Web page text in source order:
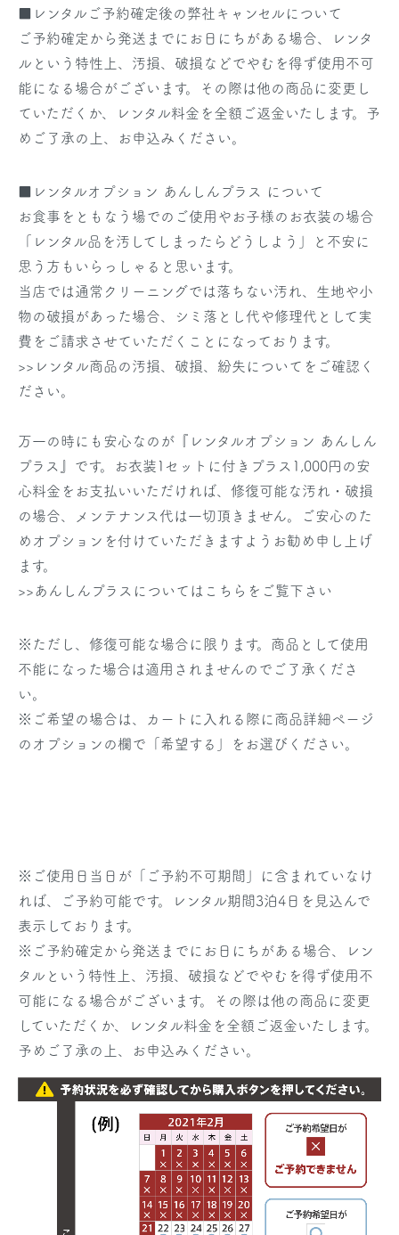
■レンタルご予約確定後の弊社キャンセルについて
ご予約確定から発送までにお日にちがある場合、レンタ
ルという特性上、汚損、破損などでやむを得ず使用不可
能になる場合がございます。その際は他の商品に変更し
ていただくか、レンタル料金を全額ご返金いたします。予
めご了承の上、お申込みください。
■レンタルオプション あんしんプラス について
お食事をともなう場でのご使用やお子様のお衣装の場合
「レンタル品を汚してしまったらどうしよう」と不安に
思う方もいらっしゃると思います。
当店では通常クリーニングでは落ちない汚れ、生地や小
物の破損があった場合、シミ落とし代や修理代として実
費をご請求させていただくことになっております。
>>レンタル商品の汚損、破損、紛失についてをご確認く
ださい。
万一の時にも安心なのが『レンタルオプション あんしん
プラス』です。お衣装1セットに付きプラス1,000円の安
心料金をお支払いいただければ、修復可能な汚れ・破損
の場合、メンテナンス代は一切頂きません。ご安心のた
めオプションを付けていただきますようお勧め申し上げ
ます。
>>あんしんプラスについてはこちらをご覧下さい
※ただし、修復可能な場合に限ります。商品として使用
不能になった場合は適用されませんのでご了承くださ
い。
※ご希望の場合は、カートに入れる際に商品詳細ページ
のオプションの欄で「希望する」をお選びください。
※ ご使用日当日 が「ご予約不可期間」に含まれていなけ
れば、ご予約可能です。レンタル期間3泊4日を見込んで
表示しております。
※ご予約確定から発送までにお日にちがある場合、レン
タルという特性上、汚損、破損などでやむを得ず使用不
可能になる場合がございます。その際は他の商品に変更
していただくか、レンタル料金を全額ご返金いたします。
予めご了承の上、お申込みください。